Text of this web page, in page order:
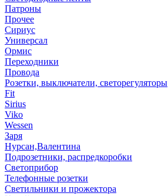
Патроны
Прочее
Сириус
Универсал
Ормис
Переходники
Провода
Розетки, выключатели, светорегуляторы
Fit
Sirius
Viko
Wessen
Заря
Нурсан,Валентина
Подрозетники, распредкоробки
Светоприбор
Телефонные розетки
Светильники и прожектора